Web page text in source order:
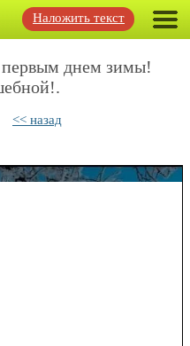
Наложить текст
днем зимы!
<< назад